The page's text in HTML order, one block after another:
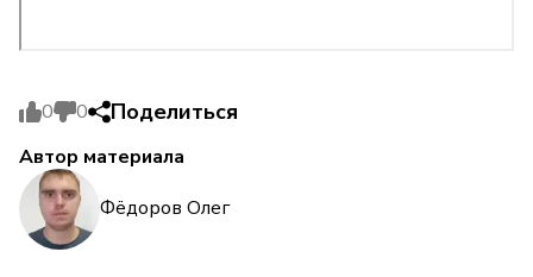
0 0 Поделиться
Автор материала
Фёдоров Олег